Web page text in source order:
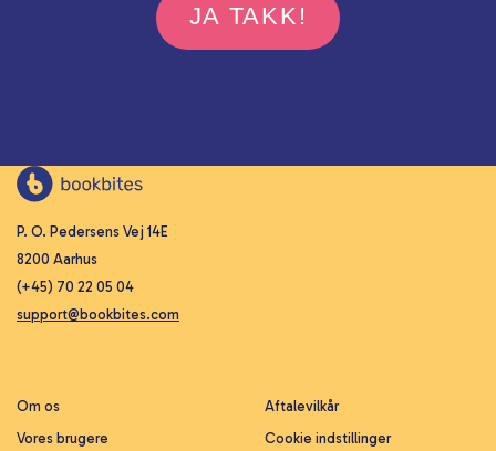
JA TAKK!
P. O. Pedersens Vej 14E
8200 Aarhus
(+45) 70 22 05 04
support@bookbites.com
Om os
Vores brugere
Aftalevilkår
Cookie indstillinger